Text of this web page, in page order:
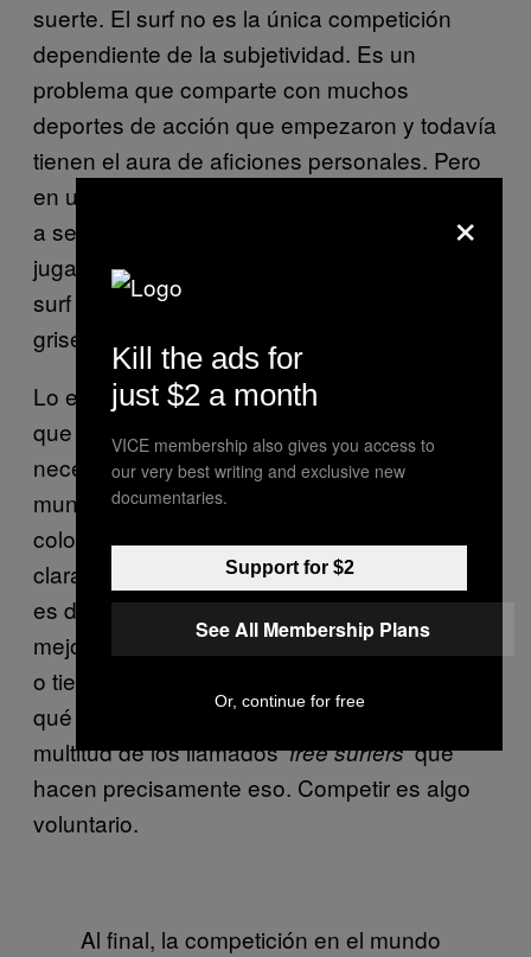
suerte. El surf no es la única competición
dependiente de la subjetividad. Es un
problema que comparte con muchos
deportes de acción que empezaron y todavía
tienen el aura de aficiones personales. Pero
en un mundo en el que los deportes tienden
a ser o blanco o negro (no te dan puntos por
jugar con estilo en el tenis o en el fútbol), el
surf vive eternamente en una gama de
grises.
Lo especialmente extraño, sin embargo, es
que la gente que compite en el Tour no son
necesariamente los mejores surfistas del
mundo. En el tenis, los atletas mejor
colocados en el ranking de la ATP son
claramente los mejores del mundo. En el surf,
es debatible: están claramente entre los
mejores, pero si eres suficientemente bueno,
o tienes suficiente visibilidad, no tendrás por
qué competir para ganarte la vida. Hay una
multitud de los llamados ‘free surfers‘ que
hacen precisamente eso. Competir es algo
voluntario.
Al final, la competición en el mundo
×
Kill the ads for
just $2 a month
VICE membership also gives you access to
our very best writing and exclusive new
documentaries.
Support for $2
See All Membership Plans
Or, continue for free